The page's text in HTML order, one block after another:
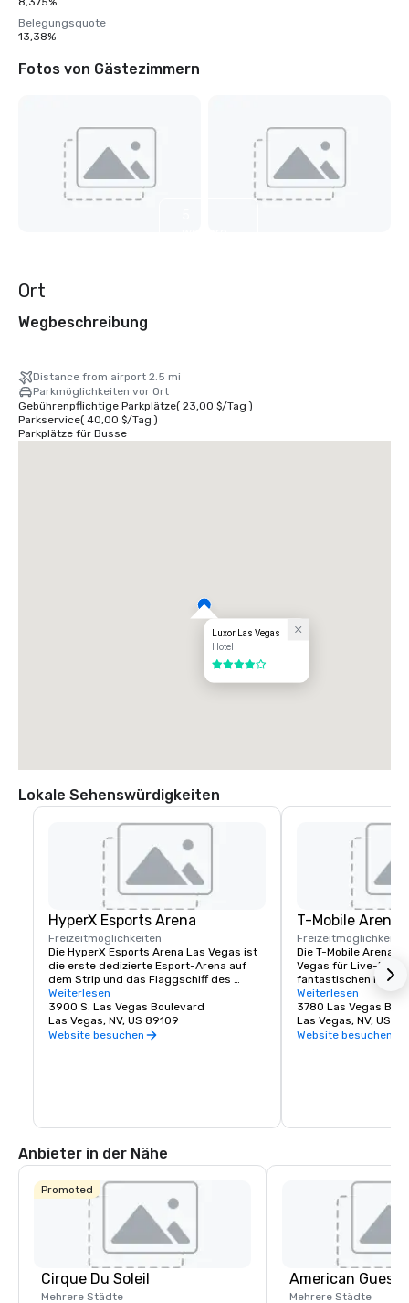
Belegungsquote
13,38%
Fotos von Gästezimmern
Ort
Wegbeschreibung
Distance from airport 2.5 mi
Parkmöglichkeiten vor Ort
Gebührenpflichtige Parkplätze( 23,00 $/Tag )
Parkservice( 40,00 $/Tag )
Parkplätze für Busse
Luxor Las Vegas
Hotel
4 von 5
Lokale Sehenswürdigkeiten
HyperX Esports Arena
Freizeitmöglichkeiten
Die HyperX Esports Arena Las Vegas ist
die erste dedizierte Esport-Arena auf
dem Strip und das Flaggschiff des
globalen Immobiliennetzwerks von Allied
Esports in Nordamerika, Europa und
China. Die hochmoderne Arena ist nicht
nur ein erstklassiges Meisterschaftsziel
Veranstaltungsort verfügt über zwei
eine Retro-Videospiel-Lounge.
Weiterlesen
3900 S. Las Vegas Boulevard
Las Vegas, NV, US 89109
Website besuchen
T-Mobile Arena
Freizeitmöglichkeiten
Die T-Mobile Arena
Vegas für Live-
fantastischen
spannenden
setzt einen neuen
Unterhaltung in der
sie am besten kann.
Konzerten.
Weiterlesen
3780 Las Vegas
Las Vegas, NV, US
Website besuchen
Anbieter in der Nähe
Promoted
Cirque Du Soleil
Mehrere Städte
American Guest
Mehrere Städte